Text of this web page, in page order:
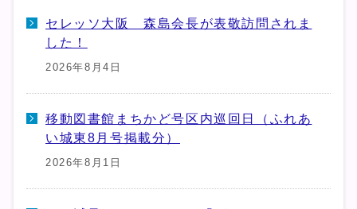
セレッソ大阪 森島会長が表敬訪問されま
した！
2026年8月4日
移動図書館まちかど号区内巡回日（ふれあ
い城東8月号掲載分）
2026年8月1日